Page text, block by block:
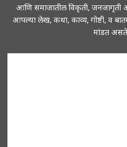
आणि समाजातील विकृती, जनजागृती
आपल्या लेख, कथा, काव्य, गोष्टी, व
मांडत